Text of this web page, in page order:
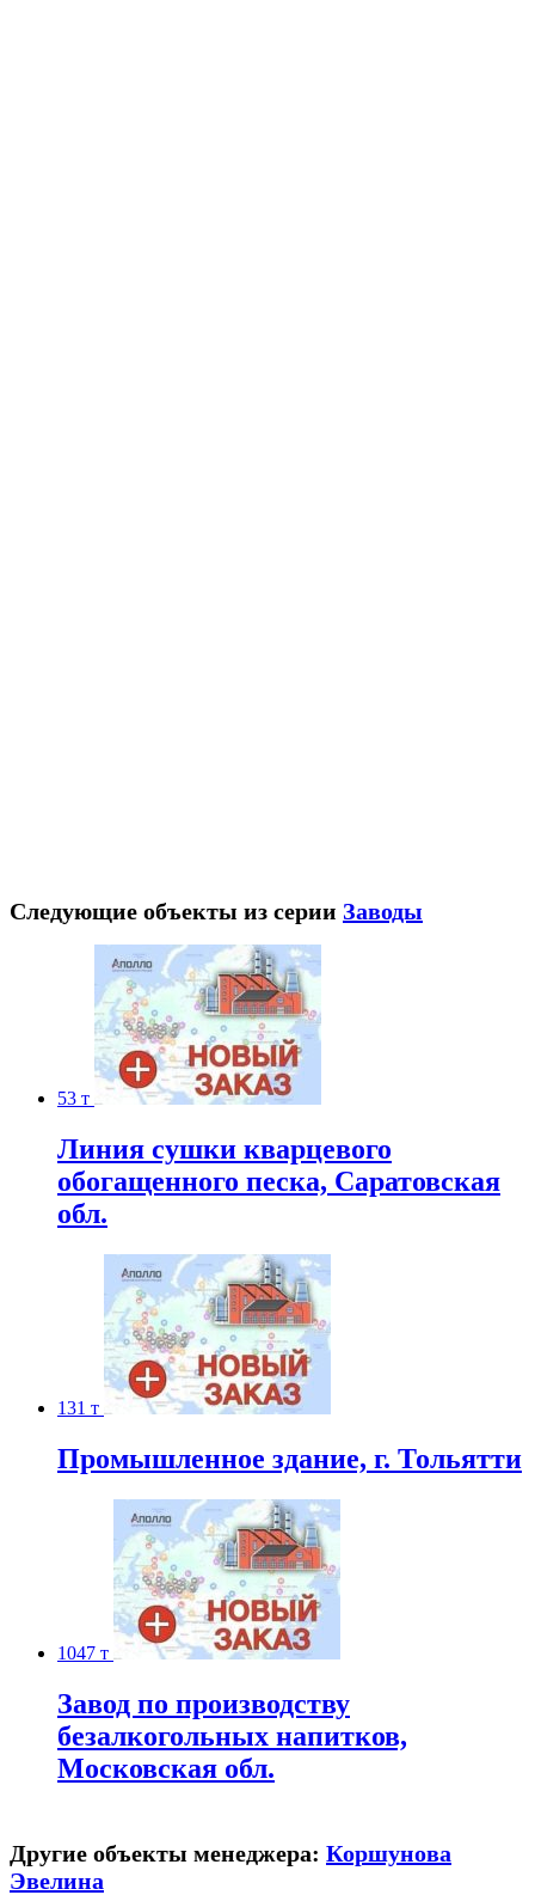
Следующие объекты из серии Заводы
53 т
Линия сушки кварцевого
обогащенного песка, Саратовская
обл.
131 т
Промышленное здание, г. Тольятти
1047 т
Завод по производству
безалкогольных напитков,
Московская обл.
Другие объекты менеджера: Коршунова
Эвелина